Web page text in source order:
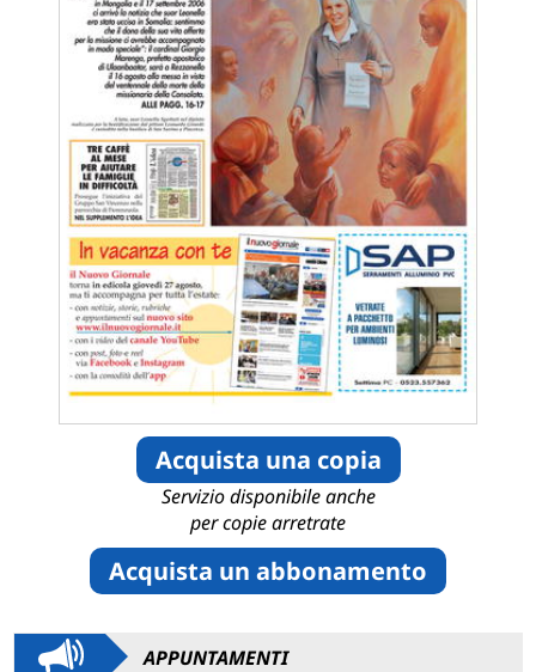
Acquista una copia
Servizio disponibile anche
per copie arretrate
Acquista un abbonamento
APPUNTAMENTI